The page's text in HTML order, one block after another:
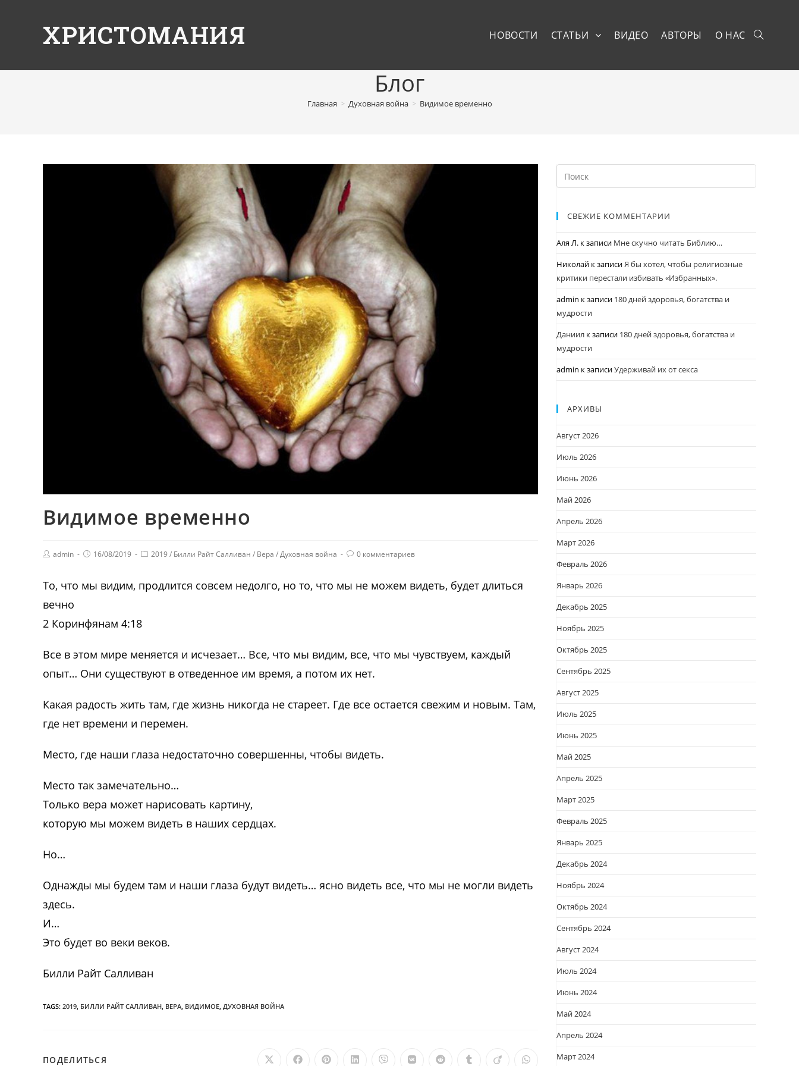
ХРИСТОМАНИЯ НОВОСТИ СТАТЬИ ВИДЕО АВТОРЫ О НАС
Блог
Главная > Духовная война > Видимое временно
Видимое временно
admin 16/08/2019 2019/ Билли Райт Салливан / Вера /Духовная война 0 комментариев
То, что мы видим, продлится совсем недолго, но то, что мы не можем видеть, будет длиться
вечно
2 Коринфянам 4:18
Все в этом мире меняется и исчезает… Все, что мы видим, все, что мы чувствуем, каждый
опыт… Они существуют в отведенное им время, а потом их нет.
Какая радость жить там, где жизнь никогда не стареет. Где все остается свежим и новым. Там,
где нет времени и перемен.
Место, где наши глаза недостаточно совершенны, чтобы видеть.
Место так замечательно…
Только вера может нарисовать картину,
которую мы можем видеть в наших сердцах.
Но…
Однажды мы будем там и наши глаза будут видеть… ясно видеть все, что мы не могли видеть
здесь.
И…
Это будет во веки веков.
Билли Райт Салливан
TAGS: 2019, БИЛЛИ РАЙТ САЛЛИВАН, ВЕРА, ВИДИМОЕ, ДУХОВНАЯ ВОЙНА
ПОДЕЛИТЬСЯ
СВЕЖИЕ КОММЕНТАРИИ
Аля Л. к записи Мне скучно читать Библию…
Николай к записиЯ бы хотел, чтобы религиозные
критики перестали избивать «Избранных».
admin к записи 180 дней здоровья, богатства и
мудрости
Даниил к записи 180 дней здоровья, богатства и
мудрости
admin к записиУдерживай их от секса
АРХИВЫ
Август 2026
Июль 2026
Июнь 2026
Май 2026
Апрель 2026
Март 2026
Февраль 2026
Январь 2026
Декабрь 2025
Ноябрь 2025
Октябрь 2025
Сентябрь 2025
Август 2025
Июль 2025
Июнь 2025
Май 2025
Апрель 2025
Март 2025
Февраль 2025
Январь 2025
Декабрь 2024
Ноябрь 2024
Октябрь 2024
Сентябрь 2024
Август 2024
Июль 2024
Июнь 2024
Май 2024
Апрель 2024
Март 2024